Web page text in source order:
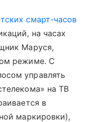
смарт-часов
на часах
Маруся,
режиме. С
управлять
на ТВ
в
маркировки),